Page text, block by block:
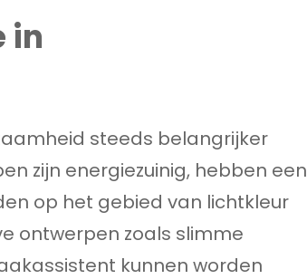
in
steeds belangrijker
zijn energiezuinig, hebben een
op het gebied van lichtkleur
ontwerpen zoals slimme
kunnen worden